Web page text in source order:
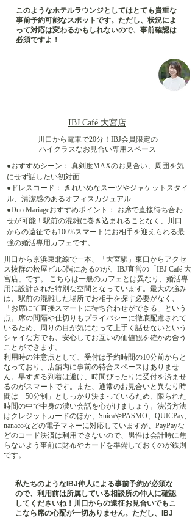
このようなホテルラウンジとしてはとても貴重な
事前予約可能なスポットです。ただし、状況によ
って対応は変わるかもしれないので、事前確認は
必須ですよ！
IBJ Café 大宮店
川口から電車で20分！IBJ会員限定の
ハイクラスなお見合い専用スペース
●おすすめシーン： 真剣度MAXのお見合い、周囲を気
にせず話したい初対面
●ドレスコード： きれいめなスーツやジャケットスタイ
ル、清潔感のあるオフィスカジュアル
●Duo Mariageおすすめポイント： お席で直接待ち合わ
せが可能！駅前の混雑に巻き込まれることなく、川口
からの遠征でも100%スマートにお相手を迎えられる最
強の婚活専用カフェです。
川口から京浜東北線で一本、「大宮駅」東口からアクセ
ス抜群の松屋ビル5階にあるのが、IBJ直営の「IBJ Café 大
宮店」です。 こちらは一般のカフェとは異なり、婚活専
用に設計された特別な空間となっています。最大の強み
は、駅前の混雑した場所でお相手を探す必要がなく、
「お席にて直接スマートに待ち合わせができる」という
点。席の間隔や仕切りもプライバシーに徹底配慮されて
いるため、周りの目が気になって上手く話せないという
シャイな方でも、安心してお互いの価値観を確かめ合う
ことができます。
利用時の注意点として、受付は予約時間の10分前からと
なっており、店舗内に事前の待合スペースはありませ
ん。早すぎる到着は避け、時間ぴったりに受付を済ませ
るのがスマートです。また、通常のお見合いと異なり時
間は「50分制」としっかり決まっているため、限られた
時間の中で中身の濃い会話を心がけましょう。決済方法
はクレジットカードのほか、SuicaやPASMO、QUICPay、
nanacoなどの電子マネーに対応していますが、PayPayな
どのコード決済は利用できないので、男性は会計時に焦
らないよう事前に財布やカードを準備しておくのが鉄則
です。
私たちのようなIBJ仲人による事前予約が必須な
ので、利用前は所属している相談所の仲人に確認
してくださいね！川口からの遠征お見合いでもこ
こなら席の心配が一切ありません。ただし、IBJ